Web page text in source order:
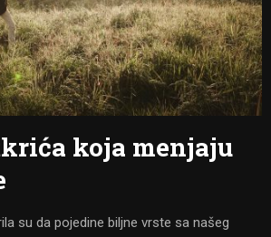
koja menjaju
su da pojedine biljne vrste sa našeg